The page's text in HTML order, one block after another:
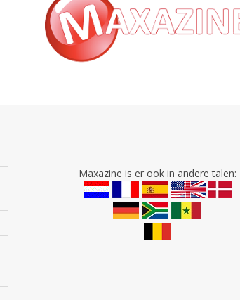
Maxazine is er ook in andere talen: